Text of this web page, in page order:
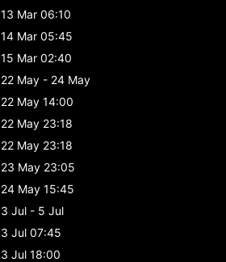
13 Mar 06:10
14 Mar 05:45
15 Mar 02:40
22 May - 24 May
22 May 14:00
22 May 23:18
22 May 23:18
23 May 23:05
24 May 15:45
3 Jul - 5 Jul
3 Jul 07:45
3 Jul 18:00